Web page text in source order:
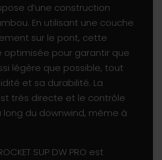
d’une construction
En utilisant une couche
sur le pont, cette
pour garantir que
légère que possible, tout
et sa durabilité. La
très directe et le contrôle
du downwind, même à
SUP DW PRO est